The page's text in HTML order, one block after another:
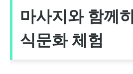
마사지와 함께
식문화 체험